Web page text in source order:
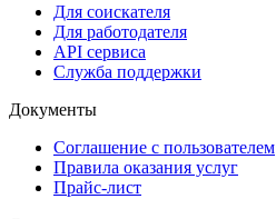
Для соискателя
Для работодателя
API сервиса
Служба поддержки
Документы
Соглашение с пользователем
Правила оказания услуг
Прайс-лист